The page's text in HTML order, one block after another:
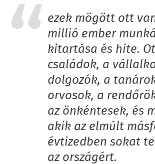
ezek mögött ott
millió ember
kitartása és hite.
családok, a
dolgozók, a
orvosok, a
az önkéntesek, és
akik az elmúlt
évtizedben sokat
az országért.